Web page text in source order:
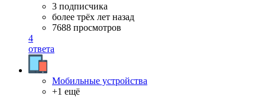
3 подписчика
более трёх лет назад
7688 просмотров
4
ответа
Мобильные устройства
+1 ещё